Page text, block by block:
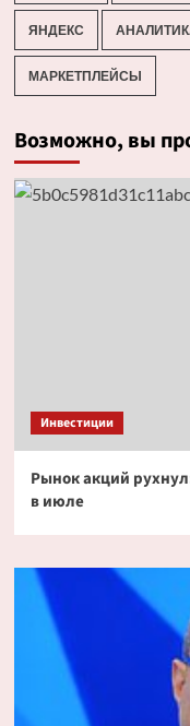
ЯНДЕКС
МАРКЕТПЛЕЙСЫ
Возможно, вы
Инвестиции
Рынок акций
в июле